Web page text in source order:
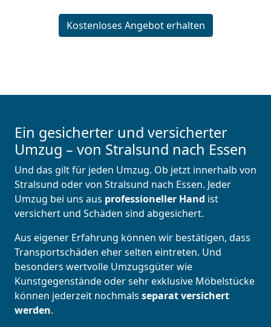
Kostenloses Angebot erhalten
Ein gesicherter und versicherter
Umzug – von Stralsund nach Essen
Und das gilt für jeden Umzug. Ob jetzt innerhalb von
Stralsund oder von Stralsund nach Essen. Jeder
Umzug bei uns aus professioneller Hand ist
versichert und Schäden sind abgesichert.
Aus eigener Erfahrung können wir bestätigen, dass
Transportschäden eher selten eintreten. Und
besonders wertvolle Umzugsgüter wie
Kunstgegenstände oder sehr exklusive Möbelstücke
können jederzeit nochmals separat versichert
werden.